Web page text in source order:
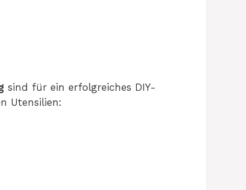
sind für ein erfolgreiches DIY-
Utensilien: